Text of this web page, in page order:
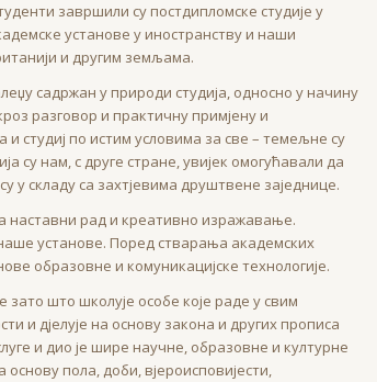
завршили су постдипломске студије у
установе у иностранству и наши
и другим земљама.
садржан у природи студија, односно у начину
разговор и практичну примјену и
студиј по истим условима за све – темељне су
су нам, с друге стране, увијек омогућавали да
у складу са захтјевима друштвене заједнице.
наставни рад и креативно изражавање.
установе. Поред стварања академских
образовне и комуникацијске технологије.
што школује особе које раде у свим
и дјелује на основу закона и других прописа
и дио је шире научне, образовне и културне
пола, доби, вјероисповијести,